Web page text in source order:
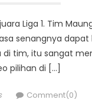
Liga 1. Tim
senangnya dapat
tim, itu sangat
pilihan di […]
Comment(0)